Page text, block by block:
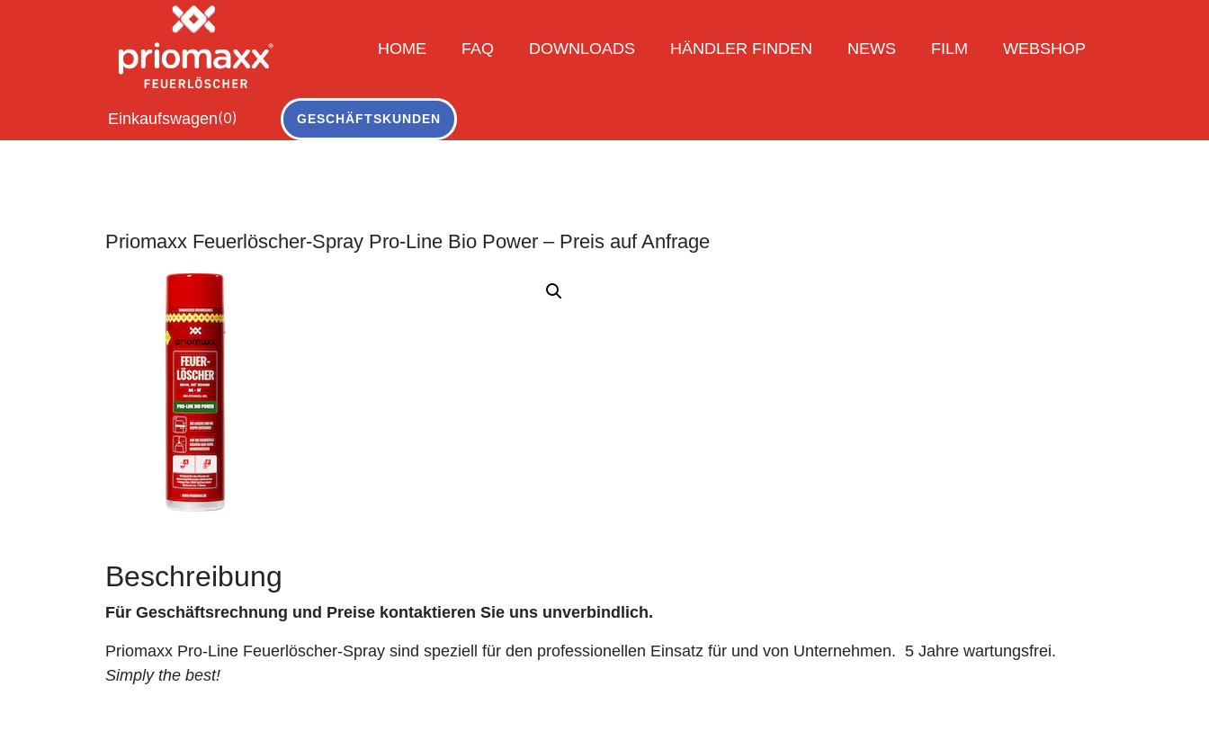
HOME FAQ DOWNLOADS HÄNDLER FINDEN NEWS FILM WEBSHOP
Einkaufswagen(0) GESCHÄFTSKUNDEN
Priomaxx Feuerlöscher-Spray Pro-Line Bio Power – Preis auf Anfrage
Beschreibung
Für Geschäftsrechnung und Preise kontaktieren Sie uns unverbindlich.
Priomaxx Pro-Line Feuerlöscher-Spray sind speziell für den professionellen Einsatz für und von Unternehmen. 5 Jahre wartungsfrei.
Simply the best!